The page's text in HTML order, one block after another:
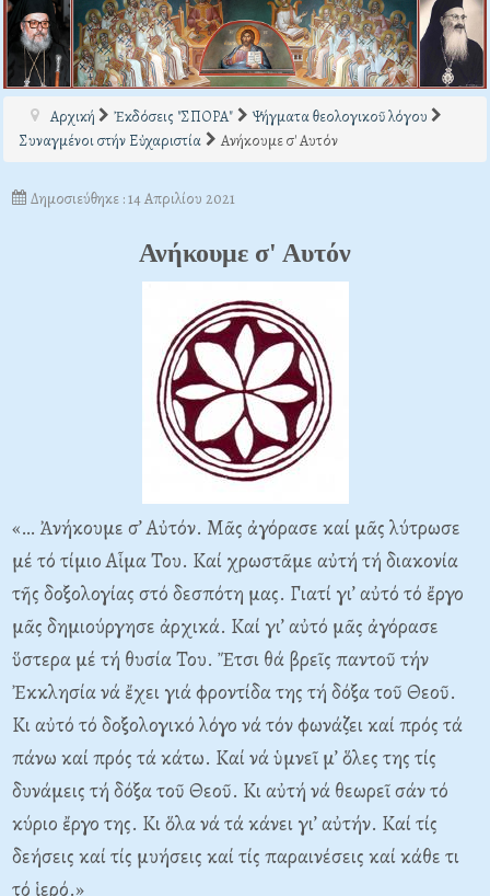
Αρχική Ἐκδόσεις "ΣΠΟΡΑ"
Ψήγματα θεολογικοῦ λόγου
Συναγμένοι στήν Εὐχαριστία
Ανήκουμε σ' Αυτόν
Δημοσιεύθηκε : 14 Απριλίου 2021
Ανήκουμε σ' Αυτόν
«… Ἀνήκουμε σ’ Αὐτόν. Μᾶς ἀγόρασε καί μᾶς λύτρωσε
μέ τό τίμιο Αἷμα Του. Καί χρωστᾶμε αὐτή τή διακονία
τῆς δοξολογίας στό δεσπότη μας. Γιατί γι’ αὐτό τό ἔργο
μᾶς δημιούργησε ἀρχικά. Καί γι’ αὐτό μᾶς ἀγόρασε
ὕστερα μέ τή θυσία Του. Ἔτσι θά βρεῖς παντοῦ τήν
Ἐκκλησία νά ἔχει γιά φροντίδα της τή δόξα τοῦ Θεοῦ.
Κι αὐτό τό δοξολογικό λόγο νά τόν φωνάζει καί πρός τά
πάνω καί πρός τά κάτω. Καί νά ὑμνεῖ μ’ ὅλες της τίς
δυνάμεις τή δόξα τοῦ Θεοῦ. Κι αὐτή νά θεωρεῖ σάν τό
κύριο ἔργο της. Κι ὅλα νά τά κάνει γι’ αὐτήν. Καί τίς
δεήσεις καί τίς μυήσεις καί τίς παραινέσεις καί κάθε τι
τό ἱερό.»